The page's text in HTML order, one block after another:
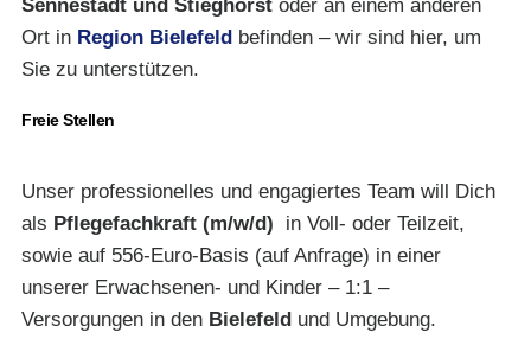
Sennestadt und Stieghorst oder an einem anderen
Ort in Region Bielefeld befinden – wir sind hier, um
Sie zu unterstützen.
Freie Stellen
Unser professionelles und engagiertes Team will Dich
als Pflegefachkraft (m/w/d) in Voll- oder Teilzeit,
sowie auf 556-Euro-Basis (auf Anfrage) in einer
unserer Erwachsenen- und Kinder – 1:1 –
Versorgungen in den Bielefeld und Umgebung.